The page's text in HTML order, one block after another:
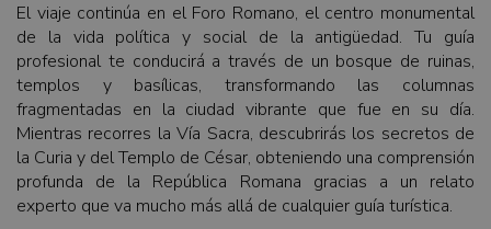
El viaje continúa en el Foro Romano, el centro monumental
de la vida política y social de la antigüedad. Tu guía
profesional te conducirá a través de un bosque de ruinas,
templos y basílicas, transformando las columnas
fragmentadas en la ciudad vibrante que fue en su día.
Mientras recorres la Vía Sacra, descubrirás los secretos de
la Curia y del Templo de César, obteniendo una comprensión
profunda de la República Romana gracias a un relato
experto que va mucho más allá de cualquier guía turística.